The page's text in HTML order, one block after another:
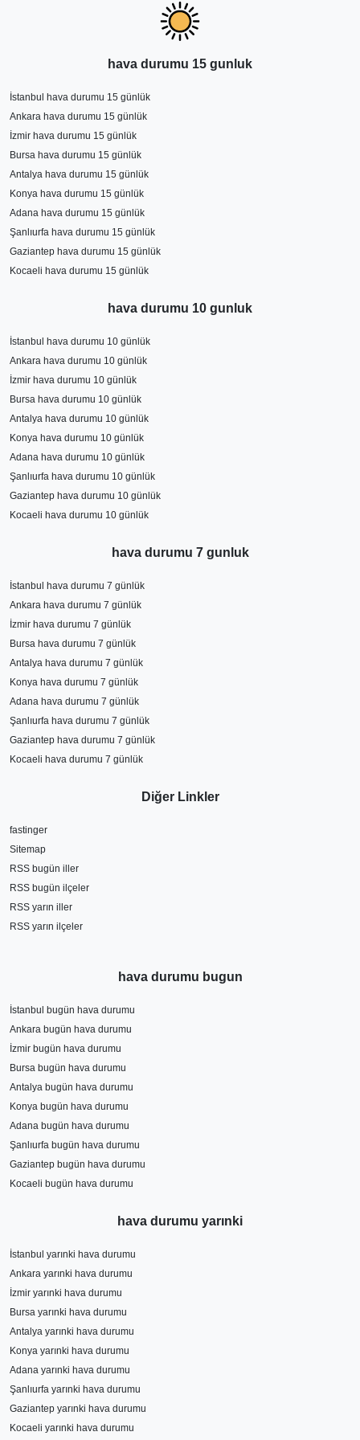
hava tahminleri sık sık değişerek yaklaşan günlerde
hava durumu 15 gunluk
İstanbul hava durumu 15 günlük
Ankara hava durumu 15 günlük
İzmir hava durumu 15 günlük
Bursa hava durumu 15 günlük
Antalya hava durumu 15 günlük
Konya hava durumu 15 günlük
Adana hava durumu 15 günlük
Şanlıurfa hava durumu 15 günlük
Gaziantep hava durumu 15 günlük
Kocaeli hava durumu 15 günlük
hava durumu 10 gunluk
İstanbul hava durumu 10 günlük
Ankara hava durumu 10 günlük
İzmir hava durumu 10 günlük
Bursa hava durumu 10 günlük
Antalya hava durumu 10 günlük
Konya hava durumu 10 günlük
Adana hava durumu 10 günlük
Şanlıurfa hava durumu 10 günlük
Gaziantep hava durumu 10 günlük
Kocaeli hava durumu 10 günlük
hava durumu 7 gunluk
İstanbul hava durumu 7 günlük
Ankara hava durumu 7 günlük
İzmir hava durumu 7 günlük
Bursa hava durumu 7 günlük
Antalya hava durumu 7 günlük
Konya hava durumu 7 günlük
Adana hava durumu 7 günlük
Şanlıurfa hava durumu 7 günlük
Gaziantep hava durumu 7 günlük
Kocaeli hava durumu 7 günlük
Diğer Linkler
fastinger
Sitemap
RSS bugün iller
RSS bugün ilçeler
RSS yarın iller
RSS yarın ilçeler
hava durumu bugun
İstanbul bugün hava durumu
Ankara bugün hava durumu
İzmir bugün hava durumu
Bursa bugün hava durumu
Antalya bugün hava durumu
Konya bugün hava durumu
Adana bugün hava durumu
Şanlıurfa bugün hava durumu
Gaziantep bugün hava durumu
Kocaeli bugün hava durumu
hava durumu yarınki
İstanbul yarınki hava durumu
Ankara yarınki hava durumu
İzmir yarınki hava durumu
Bursa yarınki hava durumu
Antalya yarınki hava durumu
Konya yarınki hava durumu
Adana yarınki hava durumu
Şanlıurfa yarınki hava durumu
Gaziantep yarınki hava durumu
Kocaeli yarınki hava durumu